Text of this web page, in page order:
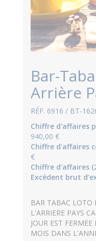
Bar-
Arrière
RÉF. 6916 / BT-
Chiffre d'affaires
940,00 €
Chiffre d'affaires
€
Chiffre d'affaires
Excédent brut
BAR TABAC LOTO
L'ARRIERE PAYS
JOUR EST
MOIS DANS